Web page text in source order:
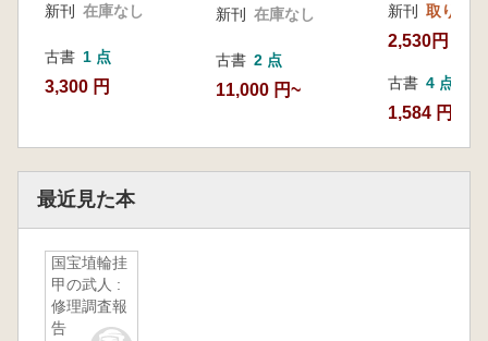
新刊 在庫なし
古書 1 点
3,300 円
新刊 在庫なし
古書 2 点
11,000 円~
新刊 取り寄せ
2,530円
古書 4 点
1,584 円~
最近見た本
国宝埴輪挂
甲の武人 :
修理調査報
告